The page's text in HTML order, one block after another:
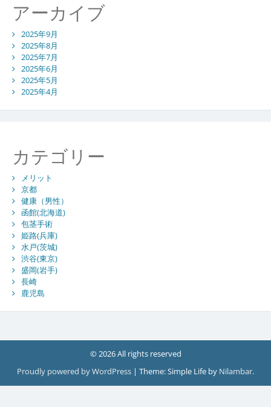
アーカイブ
2025年9月
2025年8月
2025年7月
2025年6月
2025年5月
2025年4月
カテゴリー
メリット
京都
健康（男性）
函館(北海道)
包茎手術
姫路(兵庫)
水戸(茨城)
渋谷(東京)
盛岡(岩手)
長崎
鹿児島
© 2026 All rights reserved
Proudly powered by WordPress | Theme: Simple Life by Nilambar.